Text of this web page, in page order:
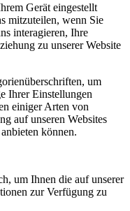
Gerät eingestellt
mitzuteilen, wenn Sie
interagieren, Ihre
zu unserer Website
um
Ihrer Einstellungen
einiger Arten von
auf unseren Websites
können.
um Ihnen die auf unserer
zur Verfügung zu